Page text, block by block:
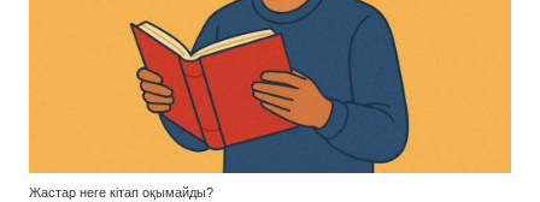
Жастар неге кітап оқымайды?